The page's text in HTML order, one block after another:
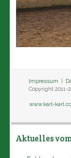
Impressum
Copyright 2011-
www.karl-
Aktuelles